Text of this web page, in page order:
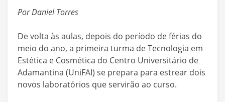
Por Daniel Torres
De volta às aulas, depois do período de férias do
meio do ano, a primeira turma de Tecnologia em
Estética e Cosmética do Centro Universitário de
Adamantina (UniFAI) se prepara para estrear dois
novos laboratórios que servirão ao curso.